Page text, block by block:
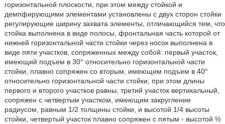
горизонтальной плоскости, при этом между стойкой и
демпфирующими элементами установлены с двух сторон стойки
регулирующие ширину захвата элементы, отличающийся тем, что
стойка выполнена в виде полосы, фронтальная часть которой от
нижней горизонтальной части стойки через носок выполнена в
виде пяти участков, сопряженных между собой: первый участок,
имеющий подъем в 30° относительно горизонтальной части
стойки, плавно сопряжен со вторым, имеющим подъем в 40°
относительно горизонтальной части стойки, при этом длины
первого и второго участков равны, третий участок вертикальный,
сопряжен с четвертым участком, имеющим закругление
радиусом, равным 1/2 толщины стойки, и высотой 1/4 высоты
стойки, четвертый участок плавно сопряжен с пятым - высотой ½